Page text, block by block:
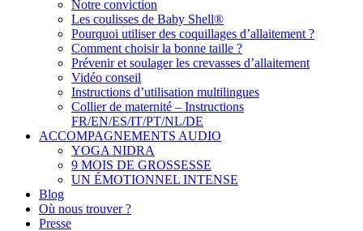
Notre conviction
Les coulisses de Baby Shell®
Pourquoi utiliser des coquillages d’allaitement ?
Comment choisir la bonne taille ?
Prévenir et soulager les crevasses d’allaitement
Vidéo conseil
Instructions d’utilisation multilingues
Collier de maternité – Instructions
FR/EN/ES/IT/PT/NL/DE
ACCOMPAGNEMENTS AUDIO
YOGA NIDRA
9 MOIS DE GROSSESSE
UN ÉMOTIONNEL INTENSE
Blog
Où nous trouver ?
Presse